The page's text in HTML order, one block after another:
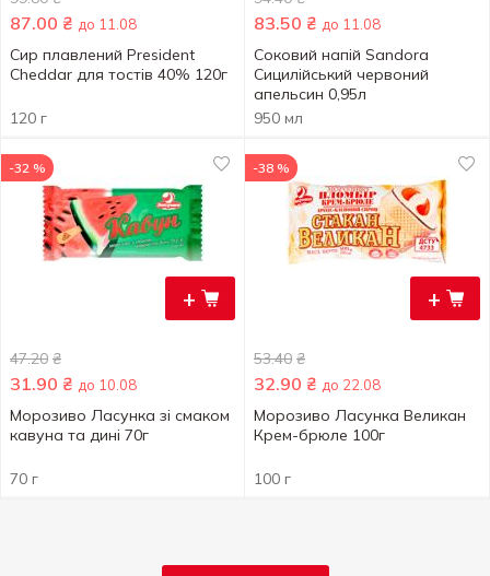
87.00 ₴ до 11.08
Сир плавлений President
Cheddar для тостів 40% 120г
120 г
83.50 ₴ до 11.08
Соковий напій Sandora
Сицилійський червоний
апельсин 0,95л
950 мл
+
-32 %
47.20 ₴
31.90 ₴ до 10.08
Морозиво Ласунка зі смаком
кавуна та дині 70г
70 г
+
-38 %
53.40 ₴
32.90 ₴ до 22.08
Морозиво Ласунка Великан
Крем-брюле 100г
100 г